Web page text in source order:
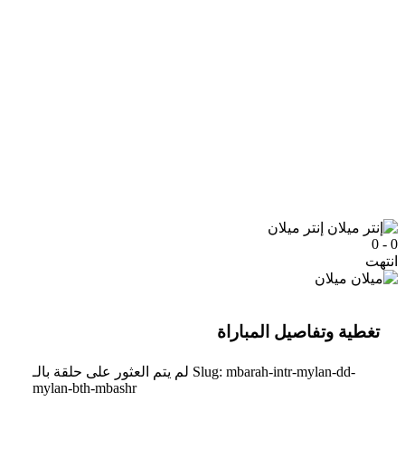
إنتر ميلان
0 - 0
انتهت
ميلان
تغطية وتفاصيل المباراة